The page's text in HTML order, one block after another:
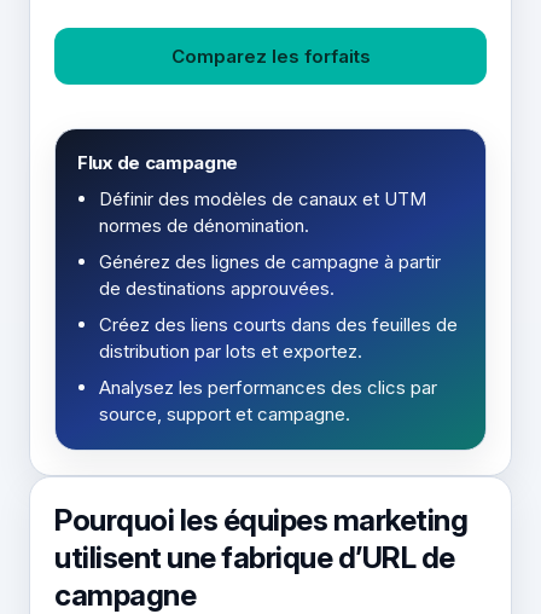
Comparez les forfaits
Flux de campagne
Définir des modèles de canaux et UTM
normes de dénomination.
Générez des lignes de campagne à partir
de destinations approuvées.
Créez des liens courts dans des feuilles de
distribution par lots et exportez.
Analysez les performances des clics par
source, support et campagne.
Pourquoi les équipes marketing
utilisent une fabrique d’URL de
campagne